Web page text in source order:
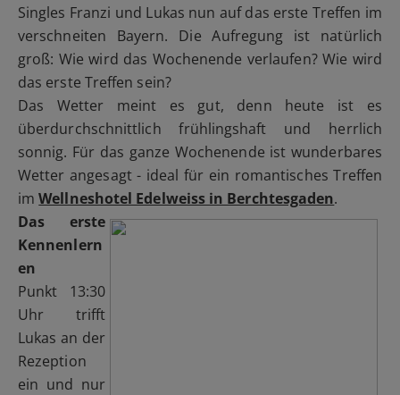
Singles Franzi und Lukas nun auf das erste Treffen im
verschneiten Bayern. Die Aufregung ist natürlich
groß: Wie wird das Wochenende verlaufen? Wie wird
das erste Treffen sein?
Das Wetter meint es gut, denn heute ist es
überdurchschnittlich frühlingshaft und herrlich
sonnig. Für das ganze Wochenende ist wunderbares
Wetter angesagt - ideal für ein romantisches Treffen
imWellneshotel Edelweiss in Berchtesgaden.
Das erste
Kennenlern
en
Punkt 13:30
Uhr trifft
Lukas an der
Rezeption
ein und nur